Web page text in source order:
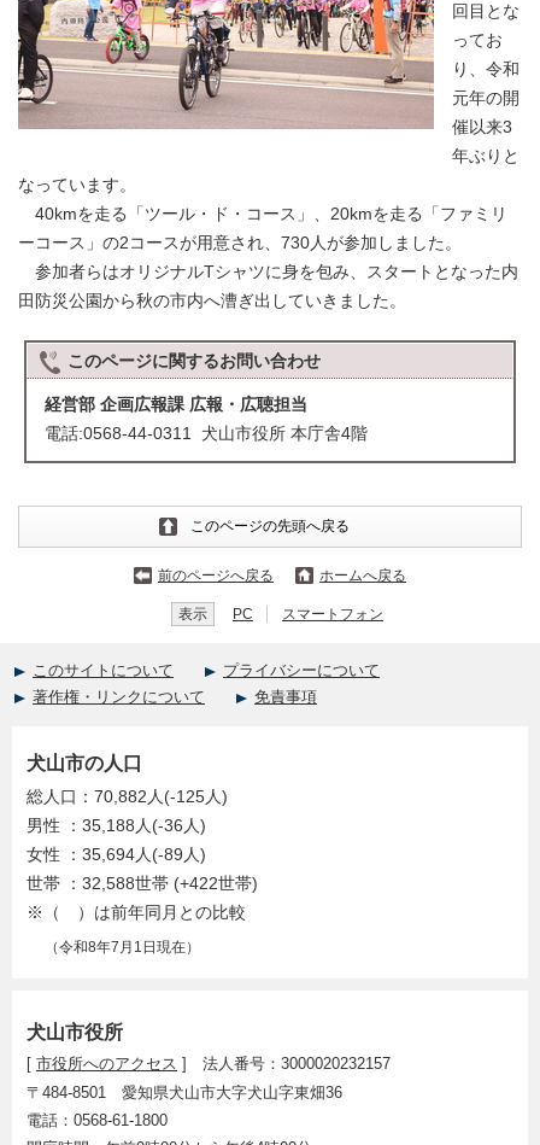
回目とな
ってお
り、令和
元年の開
催以来3
年ぶりと
なっています。
40kmを走る「ツール・ド・コース」、20kmを走る「ファミリ
ーコース」の2コースが用意され、730人が参加しました。
参加者らはオリジナルTシャツに身を包み、スタートとなった内
田防災公園から秋の市内へ漕ぎ出していきました。
このページに関するお問い合わせ
経営部 企画広報課 広報・広聴担当
電話:0568-44-0311 犬山市役所 本庁舎4階
このページの先頭へ戻る
前のページへ戻る ホームへ戻る
表示 PC スマートフォン
このサイトについて
プライバシーについて
著作権・リンクについて
免責事項
犬山市役所
[ 市役所へのアクセス ] 法人番号：3000020232157
〒484-8501 愛知県犬山市大字犬山字東畑36
電話：0568-61-1800
犬山市の人口
総人口：70,882人(-125人)
男性 ：35,188人(-36人)
女性 ：35,694人(-89人)
世帯 ：32,588世帯 (+422世帯)
※（ ）は前年同月との比較
（令和8年7月1日現在）